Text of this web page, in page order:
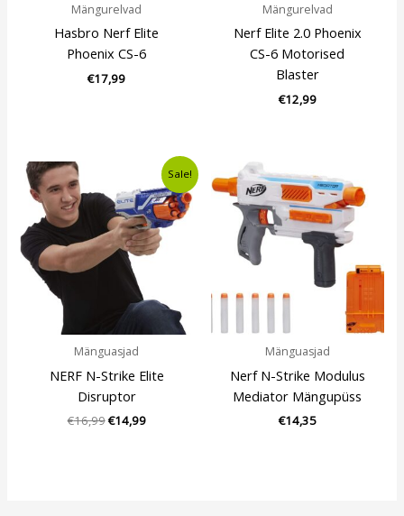
Mängurelvad
Hasbro Nerf Elite
Phoenix CS-6
€17,99
Mängurelvad
Nerf Elite 2.0 Phoenix
CS-6 Motorised
Blaster
€12,99
Sale!
Mänguasjad
NERF N-Strike Elite
Disruptor
€16,99
oli:
€16,99.
€14,99
Current
price
is:
€14,99.
Mänguasjad
Nerf N-Strike Modulus
Mediator Mängupüss
€14,35